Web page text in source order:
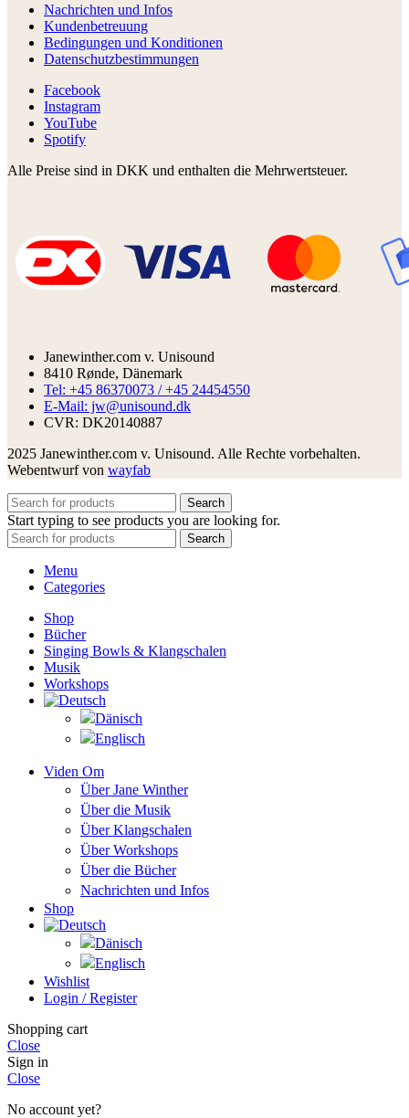
Nachrichten und Infos
Kundenbetreuung
Bedingungen und Konditionen
Datenschutzbestimmungen
Facebook
Instagram
YouTube
Spotify
Alle Preise sind in DKK und enthalten die Mehrwertsteuer.
Janewinther.com v. Unisound
8410 Rønde, Dänemark
Tel: +45 86370073 / +45 24454550
E-Mail: jw@unisound.dk
CVR: DK20140887
2025 Janewinther.com v. Unisound. Alle Rechte vorbehalten.
Webentwurf von wayfab
Search
Start typing to see products you are looking for.
Search
Menu
Categories
Shop
Bücher
Singing Bowls & Klangschalen
Musik
Workshops
Viden Om
Über Jane Winther
Über die Musik
Über Klangschalen
Über Workshops
Über die Bücher
Nachrichten und Infos
Shop
Wishlist
Login / Register
Shopping cart
Close
Sign in
Close
No account yet?